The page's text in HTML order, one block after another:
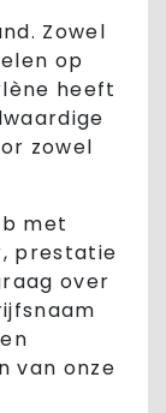
Zowel
op
heeft
zowel
met
prestatie
over
van onze